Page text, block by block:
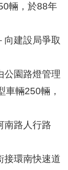
輛，於88年
向建設局爭取
公園路燈管理
車輛250輛，
南路人行路
接環南快速道